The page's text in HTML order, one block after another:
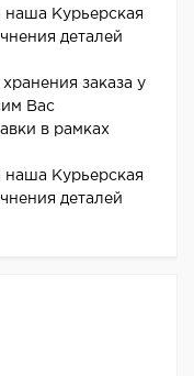
наша Курьерская
деталей
заказа у
Вас
в рамках
наша Курьерская
деталей